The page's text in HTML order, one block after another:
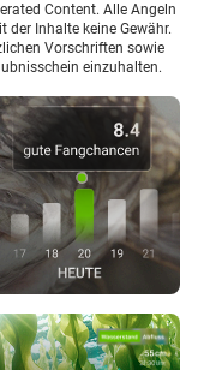
Content. Alle Angeln
Inhalte keine Gewähr.
Vorschriften sowie
einzuhalten.